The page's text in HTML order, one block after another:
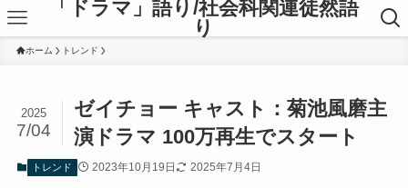
「ドラマ」語り/社会科関連徒然語
り
ホーム トレンド
ゼイチョー キャスト：菊池風磨主
演ドラマ 100万再生でスタート
2025
7/04
トレンド 2023年10月19日 2025年7月4日